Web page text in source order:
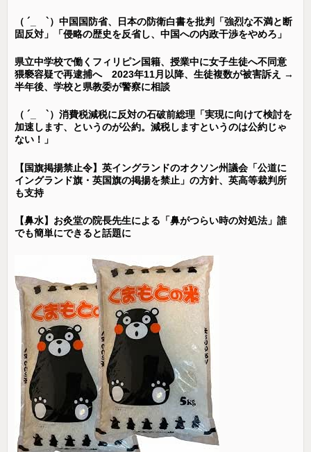
（ ´_ゝ`）中国国防省、日本の防衛白書を批判「強烈な不満と断
固反対」「侵略の歴史を反省し、中国への内政干渉をやめろ」
県立中学校で働くフィリピン国籍、授業中に女子生徒へ不同意
猥褻容疑で再逮捕へ 2023年11月以降、生徒複数が被害訴え →
半年後、学校と県教委が警察に相談
（ ´_ゝ`）消費税減税に反対の石破前総理「実現に向けて検討を
加速します、というのが公約。減税しますというのは公約じゃ
ない！」
【国旗掲揚禁止令】英イングランドのオクソン州議会「公道に
イングランド旗・英国旗の掲揚を禁止」の方針、英高等裁判所
も支持
【鼻水】お灸堂の院長先生による「鼻がつらい時の対処法」誰
でも簡単にできると話題に